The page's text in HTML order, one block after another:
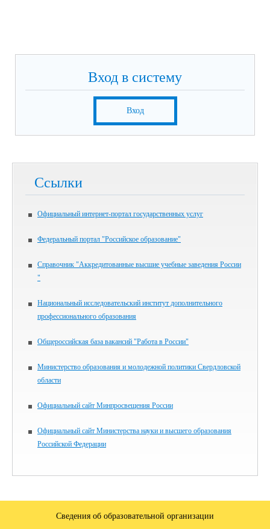
Вход в систему
Вход
Ссылки
Официальный интернет-портал государственных услуг
Федеральный портал "Российское образование"
Справочник "Аккредитованные высшие учебные заведения России
"
Национальный исследовательский институт дополнительного
профессионального образования
Общероссийская база вакансий "Работа в России"
Министерство образования и молодежной политики Свердловской
области
Официальный сайт Минпросвещения России
Официальный сайт Министерства науки и высшего образования
Российской Федерации
Сведения об образовательной организации